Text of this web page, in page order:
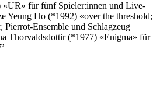
«UR» für fünf Spieler:innen und Live-
Yeung Ho (*1992) «over the threshold;
Ensemble und Schlagzeug
Thorvaldsdottir (*1977) «Enigma» für